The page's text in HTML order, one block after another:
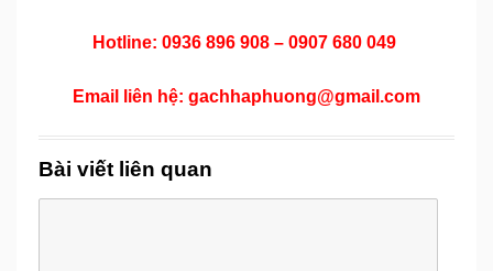
Hotline: 0936 896 908 – 0907 680 049
Email liên hệ: gachhaphuong@gmail.com
Bài viết liên quan